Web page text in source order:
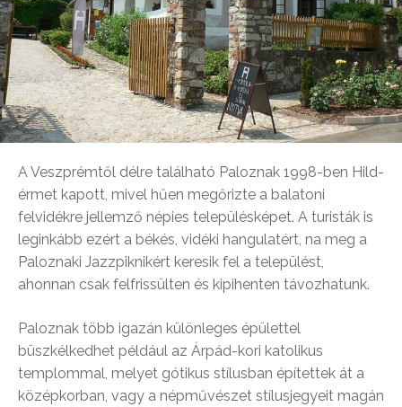
A Veszprémtől délre található Paloznak 1998-ben Hild-
érmet kapott, mivel hűen megőrizte a balatoni
felvidékre jellemző népies településképet. A turisták is
leginkább ezért a békés, vidéki hangulatért, na meg a
Paloznaki Jazzpiknikért keresik fel a települést,
ahonnan csak felfrissülten és kipihenten távozhatunk.
Paloznak több igazán különleges épülettel
büszkélkedhet például az Árpád-kori katolikus
templommal, melyet gótikus stílusban építettek át a
középkorban, vagy a népművészet stílusjegyeit magán